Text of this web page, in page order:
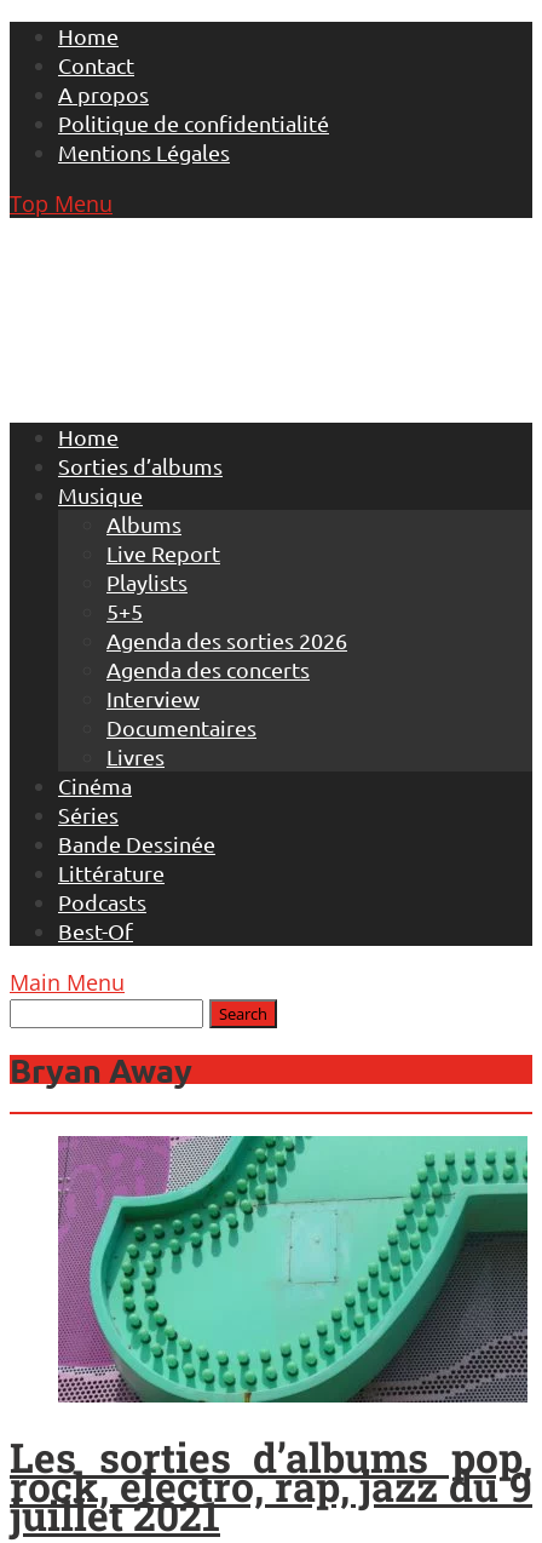
Skip
content
Home
Contact
A propos
Politique de confidentialité
Mentions Légales
Top Menu
Home
Sorties d’albums
Musique
Albums
Live Report
Playlists
5+5
Agenda des sorties 2026
Agenda des concerts
Interview
Documentaires
Livres
Cinéma
Séries
Bande Dessinée
Littérature
Podcasts
Best-Of
Main Menu
Bryan Away
Les sorties d’albums pop,
rock, electro, rap, jazz du 9
juillet 2021